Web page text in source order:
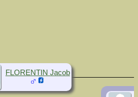
FLORENTIN Jacob